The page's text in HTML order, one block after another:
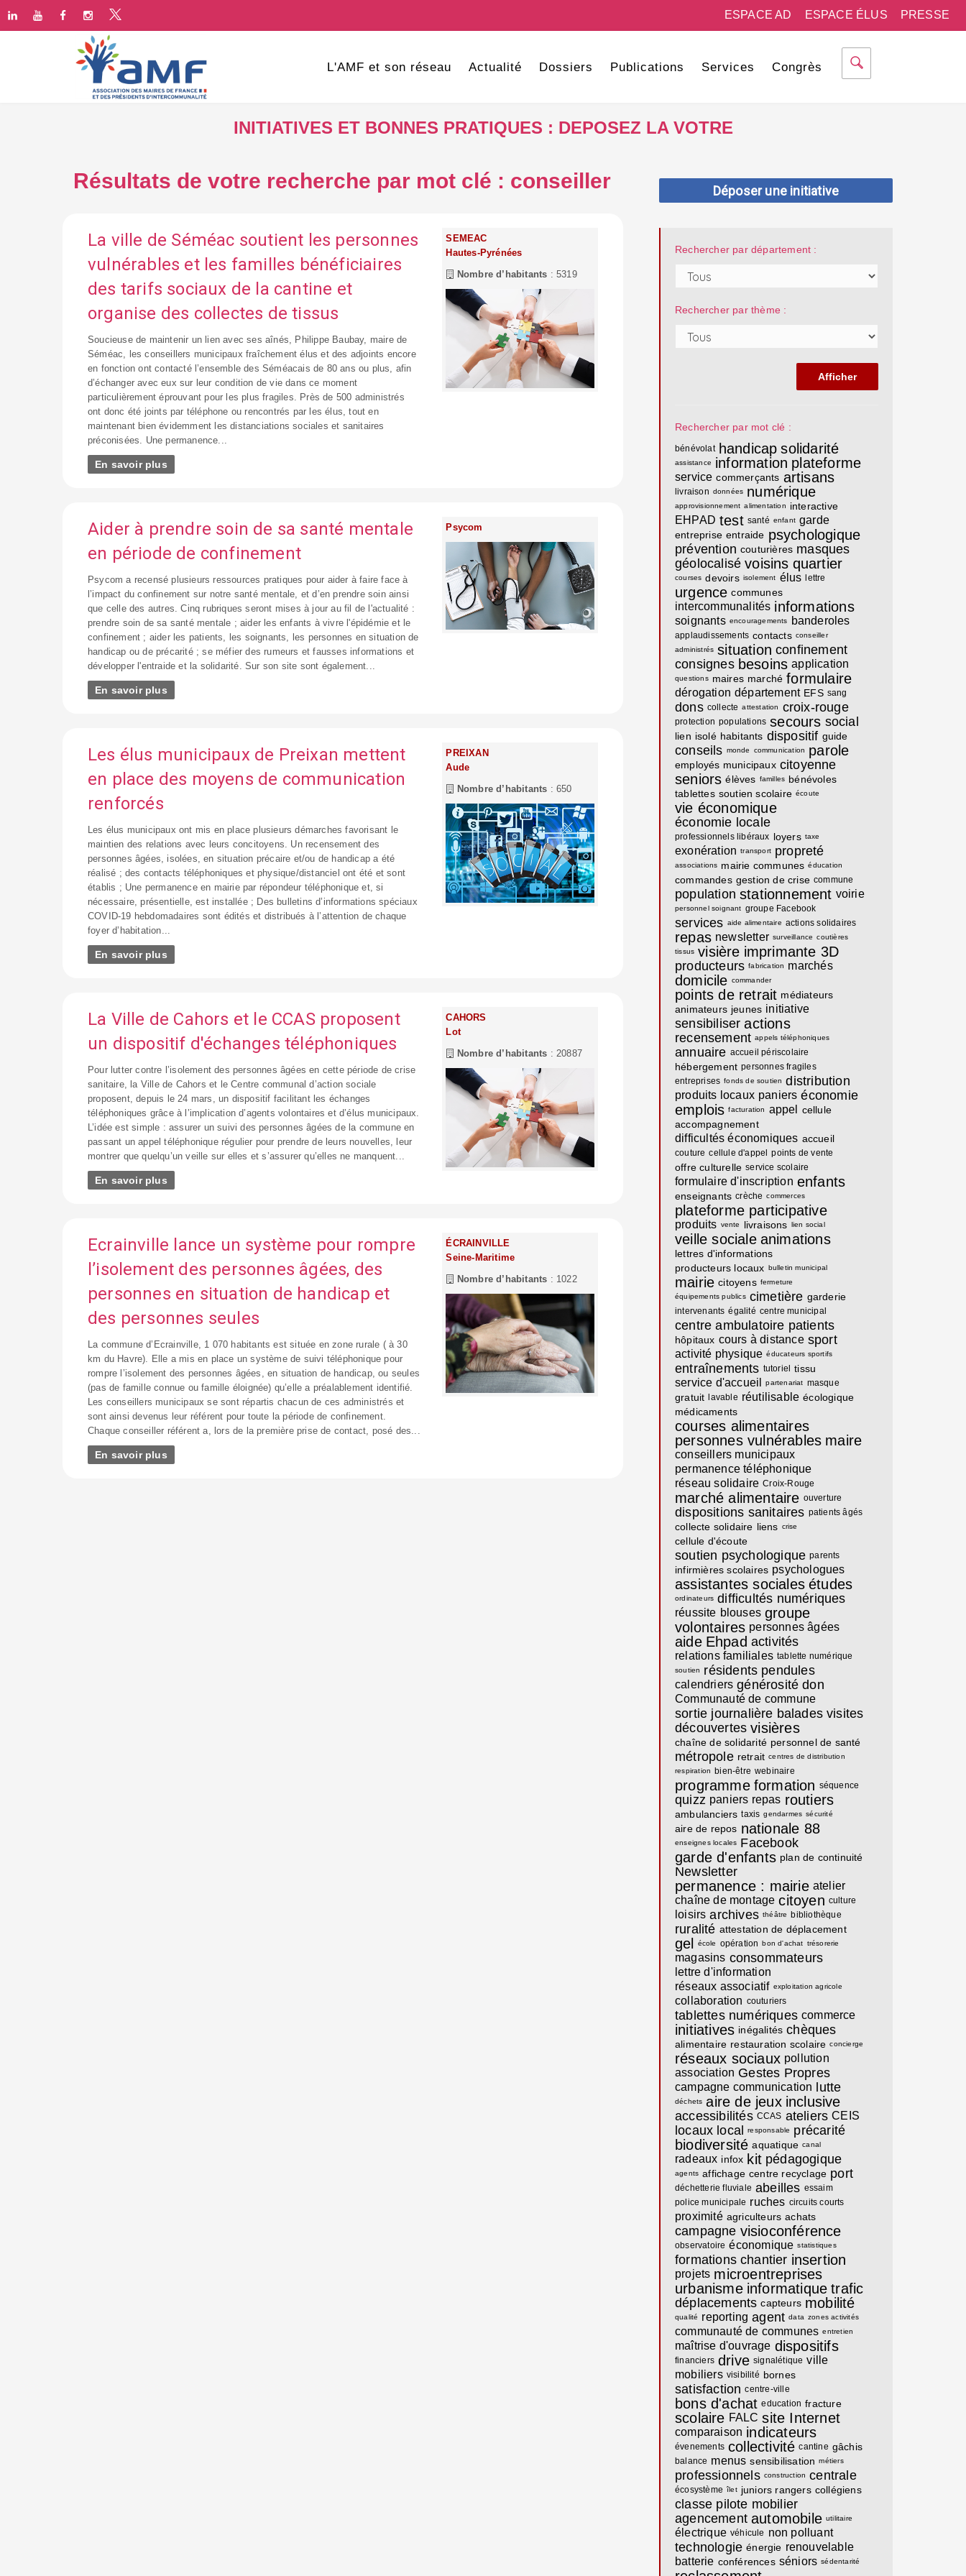
PRESSE
ESPACE ÉLUS
ESPACE AD
L'AMF et son réseau Actualité Dossiers Publications Services Congrès
INITIATIVES ET BONNES PRATIQUES : DEPOSEZ LA VOTRE
Résultats de votre recherche par mot clé : conseiller Déposer une initiative
La ville de Séméac soutient les personnes
vulnérables et les familles bénéficiaires
des tarifs sociaux de la cantine et
organise des collectes de tissus
Soucieuse de maintenir un lien avec ses aînés, Philippe Baubay, maire de
Séméac, les conseillers municipaux fraîchement élus et des adjoints encore
en fonction ont contacté l’ensemble des Séméacais de 80 ans ou plus, afin
d’échanger avec eux sur leur condition de vie dans ce moment
particulièrement éprouvant pour les plus fragiles. Près de 500 administrés
ont donc été joints par téléphone ou rencontrés par les élus, tout en
maintenant bien évidemment les distanciations sociales et sanitaires
préconisées. Une permanence...
En savoir plus
SEMEAC
Hautes-Pyrénées
Nombre d’habitants : 5319
Aider à prendre soin de sa santé mentale
en période de confinement
Psycom a recensé plusieurs ressources pratiques pour aider à faire face à
l’impact du confinement sur notre santé mentale, et d’en prendre soin ainsi
que celle des autres. Cinq rubriques seront mises à jour au fil de l'actualité :
prendre soin de sa santé mentale ; aider les enfants à vivre l'épidémie et le
confinement ; aider les patients, les soignants, les personnes en situation de
handicap ou de précarité ; se méfier des rumeurs et fausses informations et
développer l'entraide et la solidarité. Sur son site sont également...
En savoir plus
Psycom
Les élus municipaux de Preixan mettent
en place des moyens de communication
renforcés
Les élus municipaux ont mis en place plusieurs démarches favorisant le
maintien des relations avec leurs concitoyens. Un recensement des
personnes âgées, isolées, en situation précaire et/ou de handicap a été
réalisé ; des contacts téléphoniques et physique/distanciel ont été et sont
établis ; Une permanence en mairie par répondeur téléphonique et, si
nécessaire, présentielle, est installée ; Des bulletins d’informations spéciaux
COVID-19 hebdomadaires sont édités et distribués à l’attention de chaque
foyer d’habitation...
En savoir plus
PREIXAN
Aude
Nombre d’habitants : 650
La Ville de Cahors et le CCAS proposent
un dispositif d'échanges téléphoniques
Pour lutter contre l’isolement des personnes âgées en cette période de crise
sanitaire, la Ville de Cahors et le Centre communal d’action sociale
proposent, depuis le 24 mars, un dispositif facilitant les échanges
téléphoniques grâce à l’implication d’agents volontaires et d’élus municipaux.
L’idée est simple : assurer un suivi des personnes âgées de la commune en
passant un appel téléphonique régulier pour prendre de leurs nouvelles, leur
montrer que quelqu’un veille sur elles et s’assurer qu’elles ne manquent...
En savoir plus
CAHORS
Lot
Nombre d’habitants : 20887
Ecrainville lance un système pour rompre
l’isolement des personnes âgées, des
personnes en situation de handicap et
des personnes seules
La commune d’Ecrainville, 1 070 habitants est située en zone rurale ( à 30
km du Havre). Elle a mis en place un système de suivi téléphonique pour
rompre l’isolement des personnes âgées, en situation de handicap, ou seules
(pas de famille connue ou famille éloignée) qu’elle a préalablement identifié.
Les conseillers municipaux se sont répartis chacun de ces administrés et
sont ainsi devenus leur référent pour toute la période de confinement.
Chaque conseiller référent a, lors de la première prise de contact, posé des...
En savoir plus
ÉCRAINVILLE
Seine-Maritime
Nombre d’habitants : 1022
Rechercher par département :
Rechercher par thème :
Rechercher par mot clé :
bénévolat handicap solidarité
assistance information plateforme
service commerçants artisans
livraison données numérique
approvisionnement alimentation interactive
EHPAD test santé enfant garde
entreprise entraide psychologique
prévention couturières masques
géolocalisé voisins quartier
courses devoirs isolement élus lettre
urgence communes
intercommunalités informations
soignants encouragements banderoles
applaudissements contacts conseiller
administrés situation confinement
consignes besoins application
questions maires marché formulaire
dérogation département EFS sang
dons collecte attestation croix-rouge
protection populations secours social
lien isolé habitants dispositif guide
conseils monde communication parole
employés municipaux citoyenne
seniors élèves familles bénévoles
tablettes soutien scolaire écoute
vie économique
économie locale
professionnels libéraux loyers taxe
exonération transport propreté
associations mairie communes éducation
commandes gestion de crise commune
population stationnement voirie
personnel soignant groupe Facebook
services aide alimentaire actions solidaires
repas newsletter surveillance coutières
tissus visière imprimante 3D
producteurs fabrication marchés
domicile commander
points de retrait médiateurs
animateurs jeunes initiative
sensibiliser actions
recensement appels téléphoniques
annuaire accueil périscolaire
hébergement personnes fragiles
entreprises fonds de soutien distribution
produits locaux paniers économie
emplois facturation appel
cellule
accompagnement
difficultés économiques accueil
couture cellule d'appel points de vente
offre culturelle service scolaire
formulaire d'inscription enfants
enseignants crèche commerces
plateforme participative
produits vente livraisons lien social
veille sociale animations
lettres d'informations
producteurs locaux bulletin municipal
mairie citoyens fermeture
équipements publics cimetière garderie
intervenants égalité centre municipal
centre ambulatoire patients
hôpitaux cours à distance sport
activité physique éducateurs sportifs
entraînements tutoriel tissu
service d'accueil partenariat masque
gratuit lavable réutilisable écologique
médicaments
courses alimentaires
personnes vulnérables maire
conseillers municipaux
permanence téléphonique
réseau solidaire Croix-Rouge
marché alimentaire ouverture
dispositions sanitaires patients âgés
collecte solidaire liens crise
cellule d'écoute
soutien psychologique parents
infirmières scolaires psychologues
assistantes sociales études
ordinateurs difficultés numériques
réussite blouses groupe
volontaires personnes âgées
aide Ehpad activités
relations familiales tablette numérique
soutien résidents pendules
calendriers générosité don
Communauté de commune
sortie journalière balades visites
découvertes visières
chaîne de solidarité personnel de santé
métropole retrait centres de distribution
respiration
bien-être webinaire
programme formation séquence
quizz paniers repas routiers
ambulanciers taxis gendarmes sécurité
aire de repos nationale 88
enseignes locales Facebook
garde d'enfants plan de continuité
Newsletter
permanence : mairie atelier
chaîne de montage citoyen culture
loisirs archives théâtre bibliothèque
ruralité attestation de déplacement
gel école opération bon d'achat trésorerie
magasins consommateurs
lettre d'information
réseaux associatif exploitation agricole
collaboration couturiers
tablettes numériques commerce
initiatives inégalités chèques
alimentaire restauration scolaire concierge
réseaux sociaux pollution
association Gestes Propres
campagne communication lutte
déchets aire de jeux inclusive
accessibilités CCAS ateliers CEIS
locaux local responsable précarité
biodiversité aquatique canal
radeaux infox kit pédagogique
agents affichage centre recyclage port
déchetterie fluviale abeilles essaim
police municipale ruches circuits courts
proximité agriculteurs achats
campagne visioconférence
observatoire économique statistiques
formations chantier insertion
projets microentreprises
urbanisme informatique trafic
déplacements capteurs mobilité
qualité reporting agent data zones activités
communauté de communes entretien
maîtrise d'ouvrage dispositifs
financiers drive signalétique ville
mobiliers visibilité bornes
satisfaction centre-ville
bons d'achat education fracture
scolaire FALC site Internet
comparaison indicateurs
évenements collectivité cantine gâchis
balance menus sensibilisation métiers
professionnels construction centrale
écosystème îlet juniors rangers collégiens
classe pilote mobilier
agencement automobile utilitaire
électrique véhicule non polluant
technologie énergie renouvelable
batterie conférences séniors sédentarité